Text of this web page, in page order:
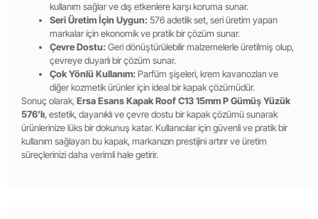
kullanım sağlar ve dış etkenlere karşı koruma sunar.
Seri Üretim İçin Uygun: 576 adetlik set, seri üretim yapan
markalar için ekonomik ve pratik bir çözüm sunar.
Çevre Dostu: Geri dönüştürülebilir malzemelerle üretilmiş olup,
çevreye duyarlı bir çözüm sunar.
Çok Yönlü Kullanım: Parfüm şişeleri, krem kavanozları ve
diğer kozmetik ürünler için ideal bir kapak çözümüdür.
Sonuç olarak, Ersa Esans Kapak Roof C13 15mm P Gümüş Yüzük
576’lı, estetik, dayanıklı ve çevre dostu bir kapak çözümü sunarak
ürünlerinize lüks bir dokunuş katar. Kullanıcılar için güvenli ve pratik bir
kullanım sağlayan bu kapak, markanızın prestijini artırır ve üretim
süreçlerinizi daha verimli hale getirir.